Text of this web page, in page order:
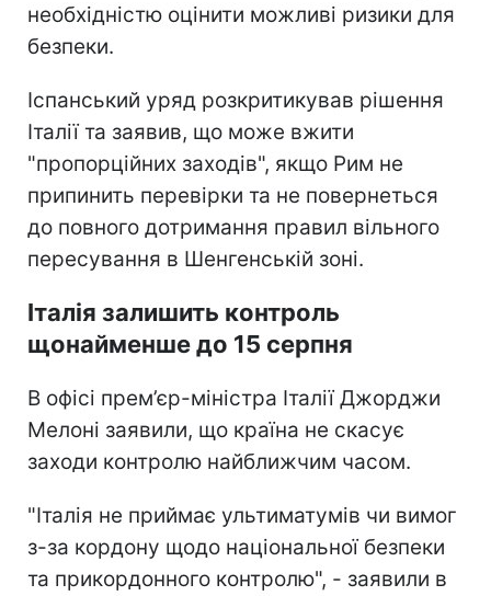
необхідністю оцінити можливі ризики для
безпеки.
Іспанський уряд розкритикував рішення
Італії та заявив, що може вжити
"пропорційних заходів", якщо Рим не
припинить перевірки та не повернеться
до повного дотримання правил вільного
пересування в Шенгенській зоні.
Італія залишить контроль
щонайменше до 15 серпня
В офісі прем’єр-міністра Італії Джорджи
Мелоні заявили, що країна не скасує
заходи контролю найближчим часом.
"Італія не приймає ультиматумів чи вимог
з-за кордону щодо національної безпеки
та прикордонного контролю", - заявили в